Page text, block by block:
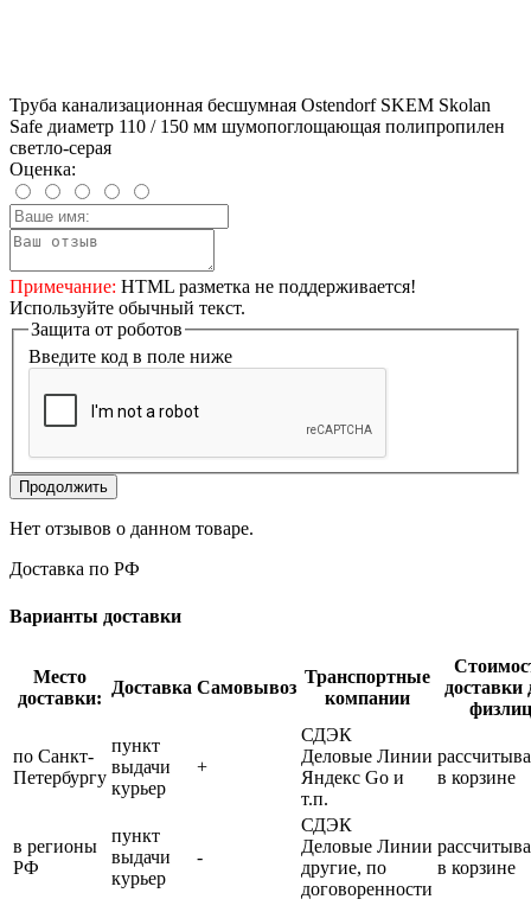
Труба канализационная бесшумная Ostendorf SKEM Skolan
Safe диаметр 110 / 150 мм шумопоглощающая полипропилен
светло-серая
Оценка:
Примечание: HTML разметка не поддерживается!
Используйте обычный текст.
Защита от роботов
Введите код в поле ниже
Продолжить
Нет отзывов о данном товаре.
Доставка по РФ
Варианты доставки
Место
доставки:
Доставка Самовывоз
Транспортные
компании
доставки
физлиц
по Санкт-
Петербургу
пункт
выдачи
курьер
+
СДЭК
Деловые Линии
Яндекс Go и
т.п.
в корзине
в регионы
РФ
пункт
выдачи
курьер
-
СДЭК
Деловые Линии
другие, по
договоренности
в корзине